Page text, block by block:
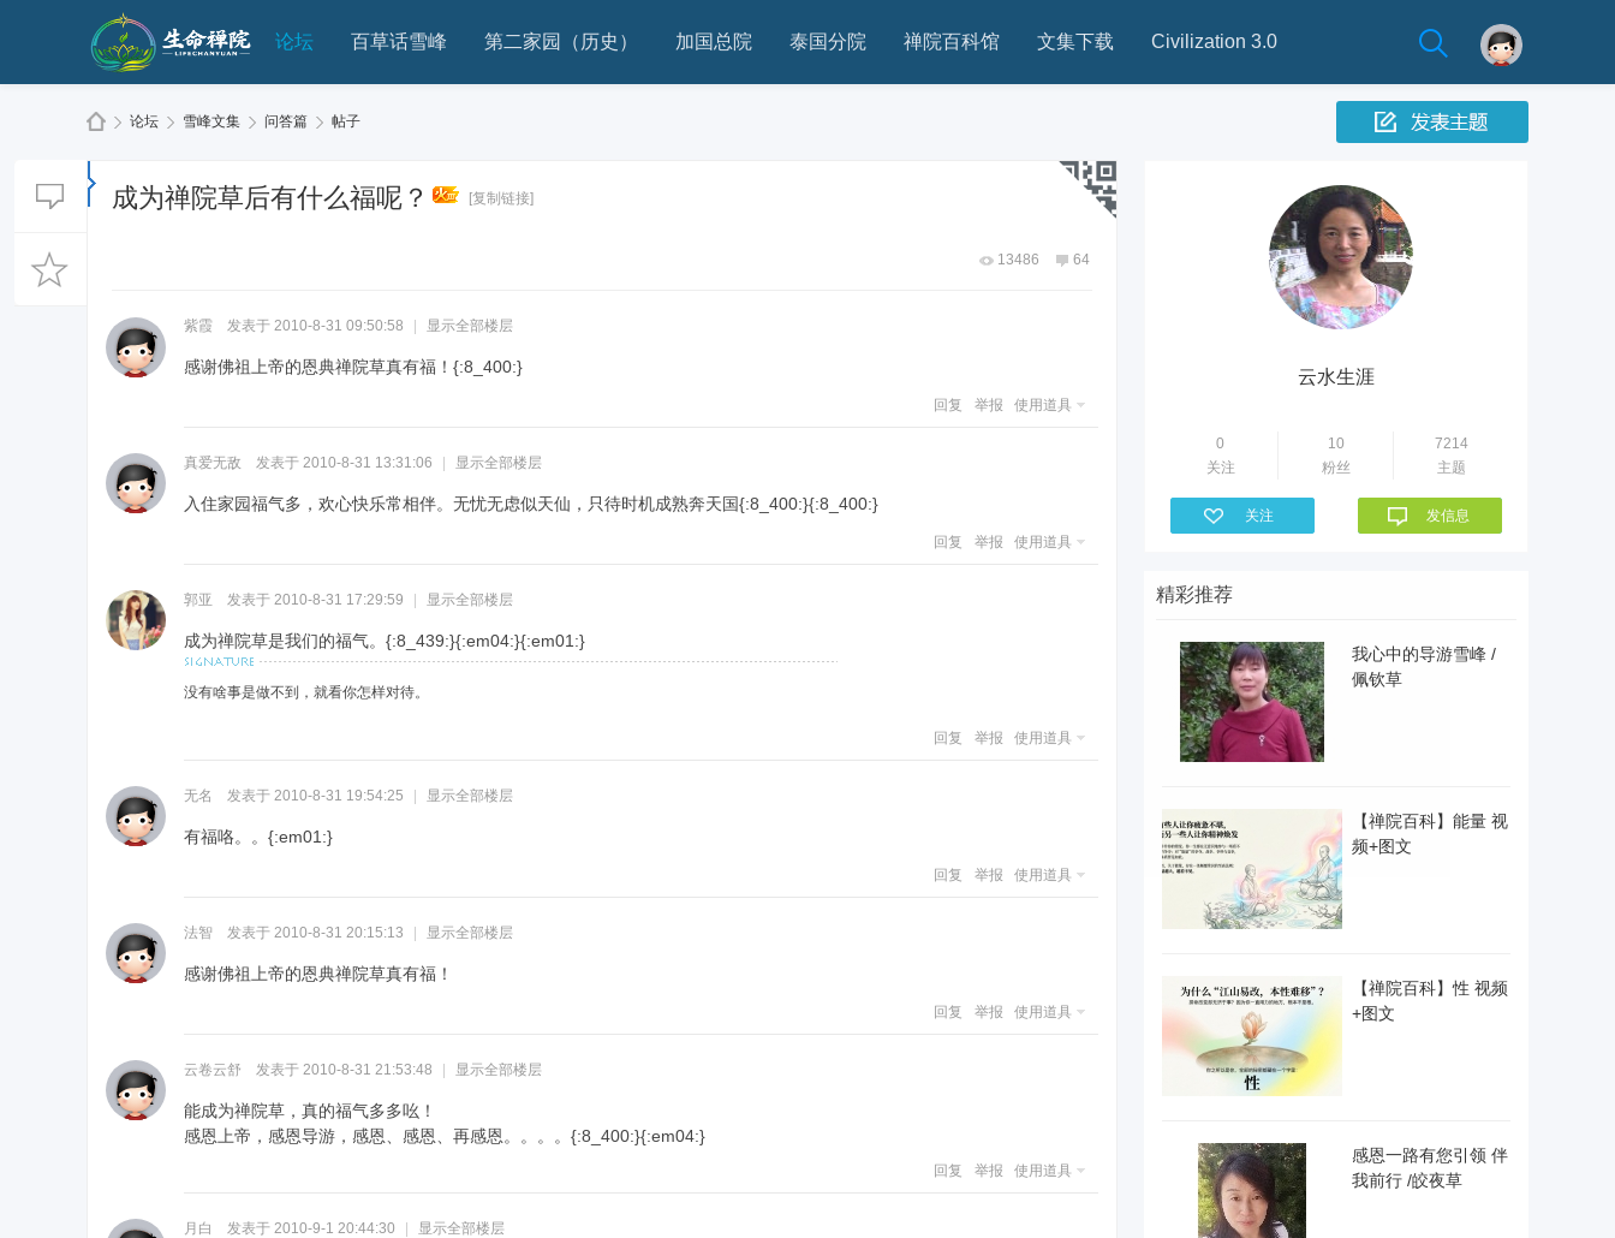
论坛 百草话雪峰 第二家园（历史） 加国总院 泰国分院 禅院百科馆 文集下载 Civilization 3.0
论坛 雪峰文集 问答篇 帖子
成为禅院草后有什么福呢？ [复制链接]
13486 64
紫霞 发表于 2010-8-31 09:50:58 显示全部楼层
感谢佛祖上帝的恩典禅院草真有福！ {:8_400:}
举报 使用道具
回复
真爱无敌 发表于 2010-8-31 13:31:06 显示全部楼层
入住家园福气多，欢心快乐常相伴。无忧无虑似天仙，只待时机成熟奔天国{:8_400:}{:8_400:}
举报 使用道具
回复
郭亚 发表于 2010-8-31 17:29:59 显示全部楼层
成为禅院草是我们的福气。 {:8_439:}{:em04:}{:em01:}
没有啥事是做不到，就看你怎样对待。
举报 使用道具
回复
无名 发表于 2010-8-31 19:54:25 显示全部楼层
有福咯。。{:em01:}
举报 使用道具
回复
法智 发表于 2010-8-31 20:15:13 显示全部楼层
感谢佛祖上帝的恩典禅院草真有福！
举报 使用道具
回复
云卷云舒 发表于 2010-8-31 21:53:48 显示全部楼层
能成为禅院草，真的福气多多吆！
感恩上帝，感恩导游，感恩、感恩、再感恩。。。。 {:8_400:}{:em04:}
举报 使用道具
回复
月白 发表于 2010-9-1 20:44:30 显示全部楼层
云水生涯
0
关注
10
粉丝
7214
主题
关注 发信息
精彩推荐
我心中的导游雪峰 /
佩钦草
【禅院百科】能量 视
频+图文
【禅院百科】性 视频
+图文
感恩一路有您引领 伴
我前行 /皎夜草